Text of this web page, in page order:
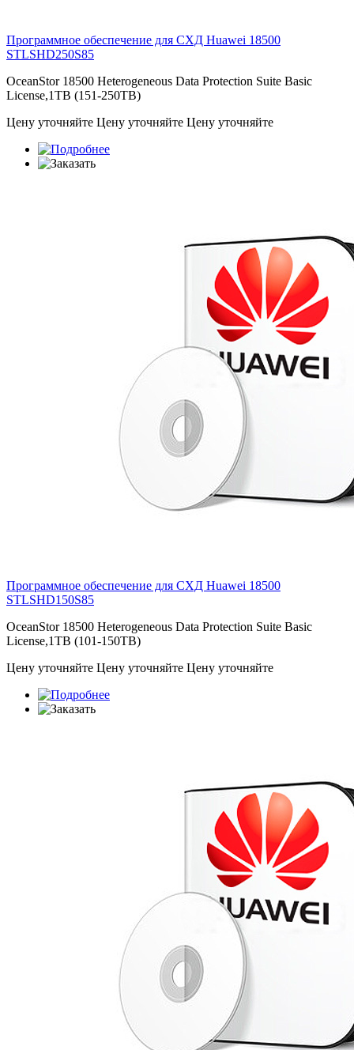
Программное обеспечение для СХД Huawei 18500
STLSHD250S85
OceanStor 18500 Heterogeneous Data Protection Suite Basic
License,1TB (151-250TB)
Цену уточняйте Цену уточняйте Цену уточняйте
Программное обеспечение для СХД Huawei 18500
STLSHD150S85
OceanStor 18500 Heterogeneous Data Protection Suite Basic
License,1TB (101-150TB)
Цену уточняйте Цену уточняйте Цену уточняйте